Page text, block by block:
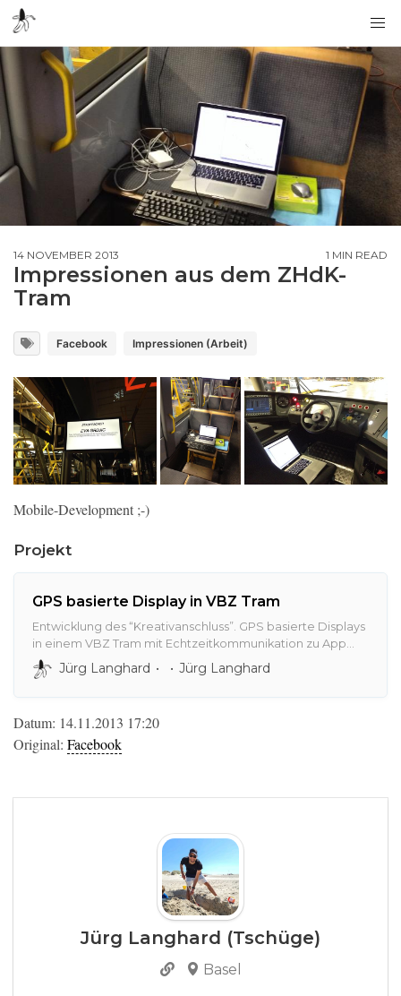
14 NOVEMBER 2013 1 MIN READ
Impressionen aus dem ZHdK-
Tram
Facebook Impressionen (Arbeit)
Mobile-Development ;-)
Projekt
GPS basierte Display in VBZ Tram
Entwicklung des “Kreativanschluss”. GPS basierte Displays
in einem VBZ Tram mit Echtzeitkommunikation zu App
und Website.
Jürg Langhard Jürg Langhard
Datum: 14.11.2013 17:20
Original: Facebook
Jürg Langhard (Tschüge)
Basel